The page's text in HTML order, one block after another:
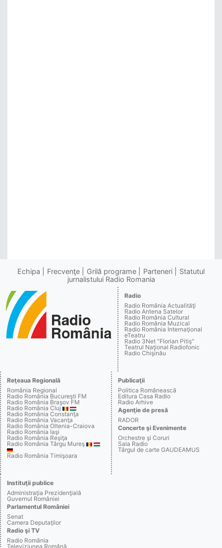
Echipa Frecvenţe Grilă programe Parteneri
Statutul
jurnalistului Radio Romania
Radio
Radio România Actualităţi
Radio Antena Satelor
Radio România Cultural
Radio România Muzical
Radio România Internaţional
eTeatru
Radio 3Net "Florian Pitiş"
Teatrul Naţional Radiofonic
Radio Chişinău
Reţeaua Regională
România Regional
Radio România Bucureşti FM
Radio România Braşov FM
Radio România Cluj
Radio România Constanţa
Radio România Vacanţa
Radio România Oltenia-Craiova
Radio România Iaşi
Radio România Reşiţa
Radio România Târgu Mureş
Radio România Timişoara
Publicaţii
Politica Românească
Editura Casa Radio
Radio Arhive
Agenţie de presă
RADOR
Concerte şi Evenimente
Orchestre şi Coruri
Sala Radio
Târgul de carte GAUDEAMUS
Instituţii publice
Administraţia Prezidenţială
Guvernul României
Parlamentul României
Senat
Camera Deputaţilor
Radio şi TV
Radio România
Televiziunea Română